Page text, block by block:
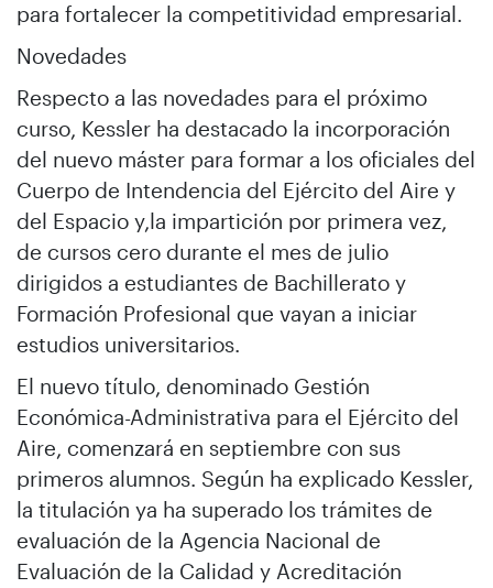
para fortalecer la competitividad empresarial.
Novedades
Respecto a las novedades para el próximo
curso, Kessler ha destacado la incorporación
del nuevo máster para formar a los oficiales del
Cuerpo de Intendencia del Ejército del Aire y
del Espacio y,la impartición por primera vez,
de cursos cero durante el mes de julio
dirigidos a estudiantes de Bachillerato y
Formación Profesional que vayan a iniciar
estudios universitarios.
El nuevo título, denominado Gestión
Económica-Administrativa para el Ejército del
Aire, comenzará en septiembre con sus
primeros alumnos. Según ha explicado Kessler,
la titulación ya ha superado los trámites de
evaluación de la Agencia Nacional de
Evaluación de la Calidad y Acreditación